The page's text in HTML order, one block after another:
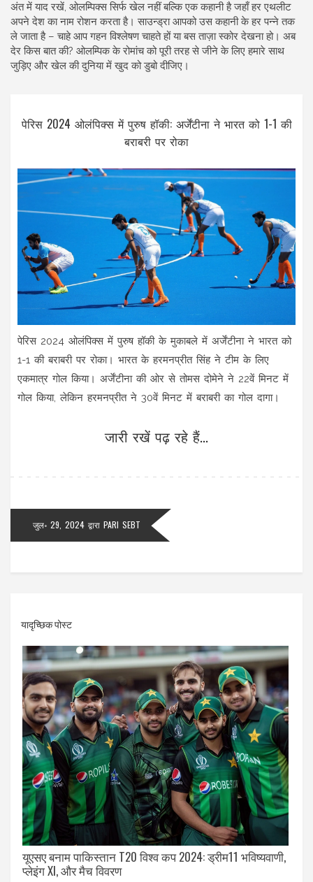
अंत में याद रखें, ओलम्पिक्स सिर्फ खेल नहीं बल्कि एक कहानी है जहाँ हर एथलीट
अपने देश का नाम रोशन करता है। साउन्ड्रा आपको उस कहानी के हर पन्ने तक
ले जाता है – चाहे आप गहन विश्लेषण चाहते हों या बस ताज़ा स्कोर देखना हो। अब
देर किस बात की? ओलम्पिक के रोमांच को पूरी तरह से जीने के लिए हमारे साथ
जुड़िए और खेल की दुनिया में खुद को डुबो दीजिए।
पेरिस 2024 ओलंपिक्स में पुरुष हॉकी: अर्जेंटीना ने भारत को 1-1 की
बराबरी पर रोका
पेरिस 2024 ओलंपिक्स में पुरुष हॉकी के मुकाबले में अर्जेंटीना ने भारत को
1-1 की बराबरी पर रोका। भारत के हरमनप्रीत सिंह ने टीम के लिए
एकमात्र गोल किया। अर्जेंटीना की ओर से तोमस दोमेने ने 22वें मिनट में
गोल किया, लेकिन हरमनप्रीत ने 30वें मिनट में बराबरी का गोल दागा।
जारी रखें पढ़ रहे हैं...
जुल॰ 29, 2024 द्वारा PARI SEBT
यादृच्छिक पोस्ट
यूएसए बनाम पाकिस्तान T20 विश्व कप 2024: ड्रीम11 भविष्यवाणी,
प्लेइंग XI, और मैच विवरण